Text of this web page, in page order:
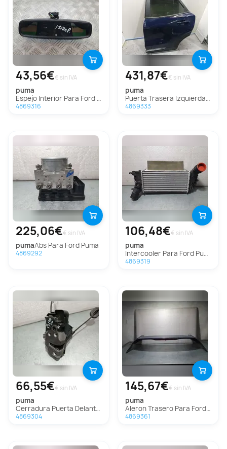
43,56€€ sin IVA
puma
Espejo Interior Para Ford Puma
4869316
431,87€€ sin IVA
puma
Puerta Trasera Izquierda Para Ford Puma
4869333
225,06€€ sin IVA
puma Abs Para Ford Puma
4869292
106,48€€ sin IVA
puma
Intercooler Para Ford Puma
4869319
66,55€€ sin IVA
puma
Cerradura Puerta Delantera Izquierda Para Ford Puma
4869304
145,67€€ sin IVA
puma
Aleron Trasero Para Ford Puma
4869361